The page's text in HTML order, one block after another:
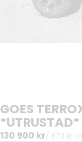
GOES
*UTRUSTAD*
130 900 kr/ 873 kr i